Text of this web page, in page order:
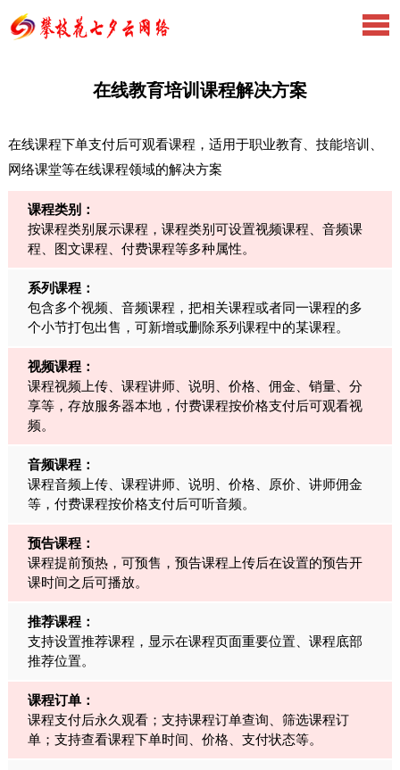
在线教育培训课程解决方案
在线课程下单支付后可观看课程，适用于职业教育、技能培训、
网络课堂等在线课程领域的解决方案
课程类别：
按课程类别展示课程，课程类别可设置视频课程、音频课
程、图文课程、付费课程等多种属性。
系列课程：
包含多个视频、音频课程，把相关课程或者同一课程的多
个小节打包出售，可新增或删除系列课程中的某课程。
视频课程：
课程视频上传、课程讲师、说明、价格、佣金、销量、分
享等，存放服务器本地，付费课程按价格支付后可观看视
频。
音频课程：
课程音频上传、课程讲师、说明、价格、原价、讲师佣金
等，付费课程按价格支付后可听音频。
预告课程：
课程提前预热，可预售，预告课程上传后在设置的预告开
课时间之后可播放。
推荐课程：
支持设置推荐课程，显示在课程页面重要位置、课程底部
推荐位置。
课程订单：
课程支付后永久观看；支持课程订单查询、筛选课程订
单；支持查看课程下单时间、价格、支付状态等。